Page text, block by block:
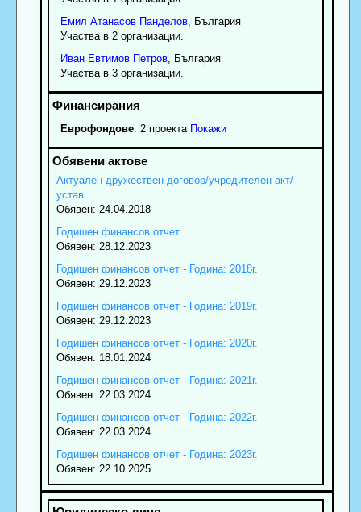
Емил Атанасов Панделов, България
Участва в 2 организации.
Иван Евтимов Петров, България
Участва в 3 организации.
Еврофондове: 2 проекта Покажи
Актуален дружествен договор/учредителен акт/
устав
Обявен: 24.04.2018
Годишен финансов отчет
Обявен: 28.12.2023
Годишен финансов отчет - Година: 2018г.
Обявен: 29.12.2023
Годишен финансов отчет - Година: 2019г.
Обявен: 29.12.2023
Годишен финансов отчет - Година: 2020г.
Обявен: 18.01.2024
Годишен финансов отчет - Година: 2021г.
Обявен: 22.03.2024
Годишен финансов отчет - Година: 2022г.
Обявен: 22.03.2024
Годишен финансов отчет - Година: 2023г.
Обявен: 22.10.2025